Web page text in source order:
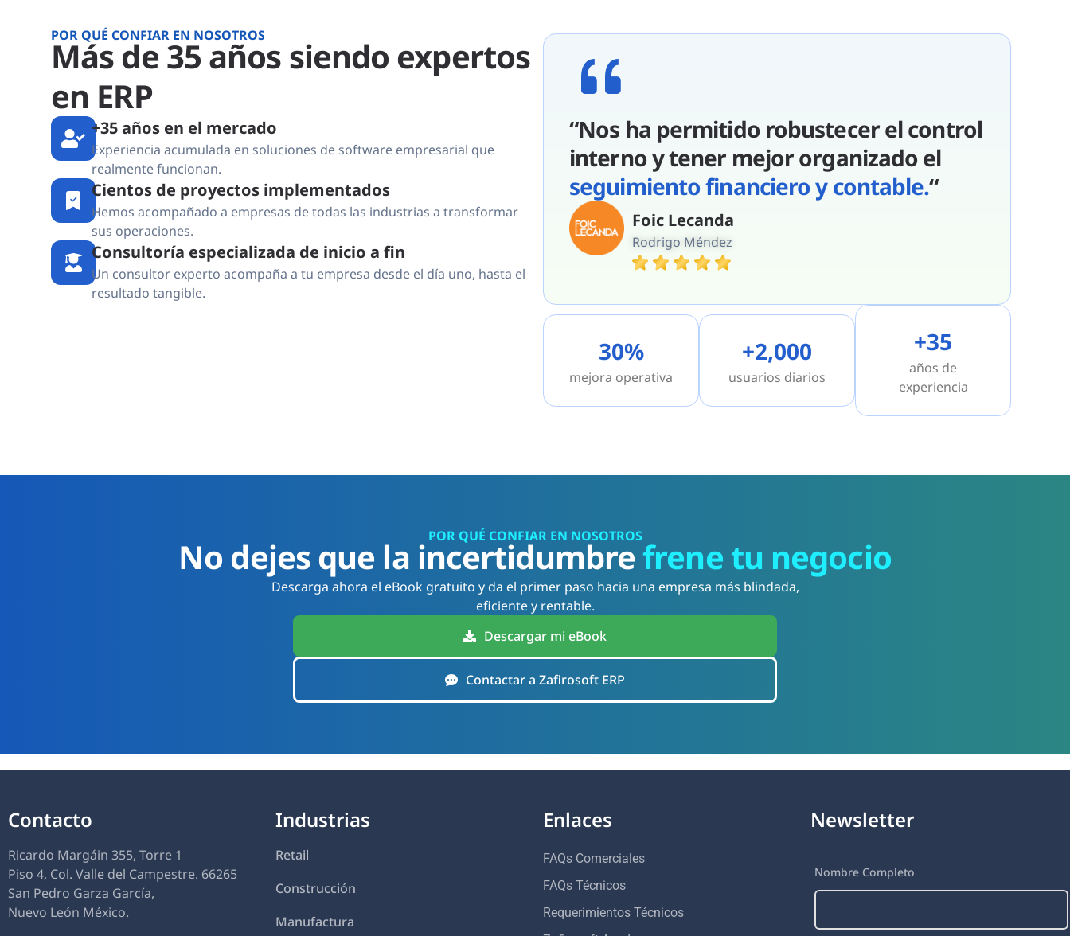
POR QUÉ CONFIAR EN NOSOTROS
Más de 35 años siendo expertos
en ERP
+35 años en el mercado
Experiencia acumulada en soluciones de software empresarial que
realmente funcionan.
Cientos de proyectos implementados
Hemos acompañado a empresas de todas las industrias a transformar
sus operaciones.
Consultoría especializada de inicio a fin
Un consultor experto acompaña a tu empresa desde el día uno, hasta el
resultado tangible.
“Nos ha permitido robustecer el control
interno y tener mejor organizado el
seguimiento financiero y contable.“
Foic Lecanda
Rodrigo Méndez
30%
mejora operativa
+2,000
usuarios diarios
+35
años de
experiencia
POR QUÉ CONFIAR EN NOSOTROS
No dejes que la incertidumbrefrene tu negocio
Descarga ahora el eBook gratuito y da el primer paso hacia una empresa más blindada,
eficiente y rentable.
Descargar mi eBook
Contactar a Zafirosoft ERP
Contacto
Ricardo Margáin 355, Torre 1
Piso 4, Col. Valle del Campestre. 66265
San Pedro Garza García,
Nuevo León México.
Industrias
Retail
Construcción
Manufactura
Enlaces
FAQs Comerciales
FAQs Técnicos
Requerimientos Técnicos
Newsletter
Nombre Completo